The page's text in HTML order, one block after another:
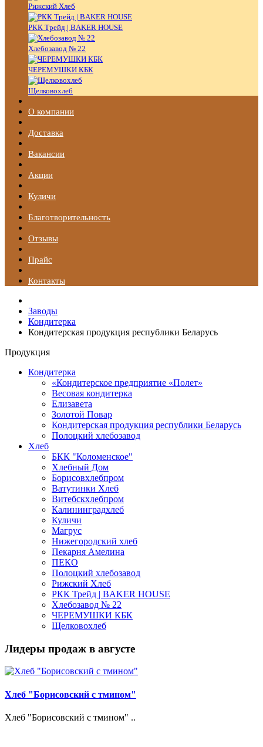
Рижский Хлеб
РКК Трейд | BAKER HOUSE
Хлебозавод № 22
ЧЕРЕМУШКИ КБК
Щелковохлеб
О компании
Доставка
Вакансии
Акции
Куличи
Благотворительность
Отзывы
Прайс
Контакты
Заводы
Кондитерка
Кондитерская продукция республики Беларусь
Продукция
Кондитерка
«Кондитерское предприятие «Полет»
Весовая кондитерка
Елизавета
Золотой Повар
Кондитерская продукция республики Беларусь
Полоцкий хлебозавод
Хлеб
БКК "Коломенское"
Хлебный Дом
Борисовхлебпром
Ватутинки Хлеб
Витебскхлебпром
Калининградхлеб
Куличи
Магрус
Нижегородский хлеб
Пекарня Амелина
ПЕКО
Полоцкий хлебозавод
Рижский Хлеб
РКК Трейд | BAKER HOUSE
Хлебозавод № 22
ЧЕРЕМУШКИ КБК
Щелковохлеб
Лидеры продаж в августе
Хлеб "Борисовский с тмином"
Хлеб "Борисовский с тмином" ..